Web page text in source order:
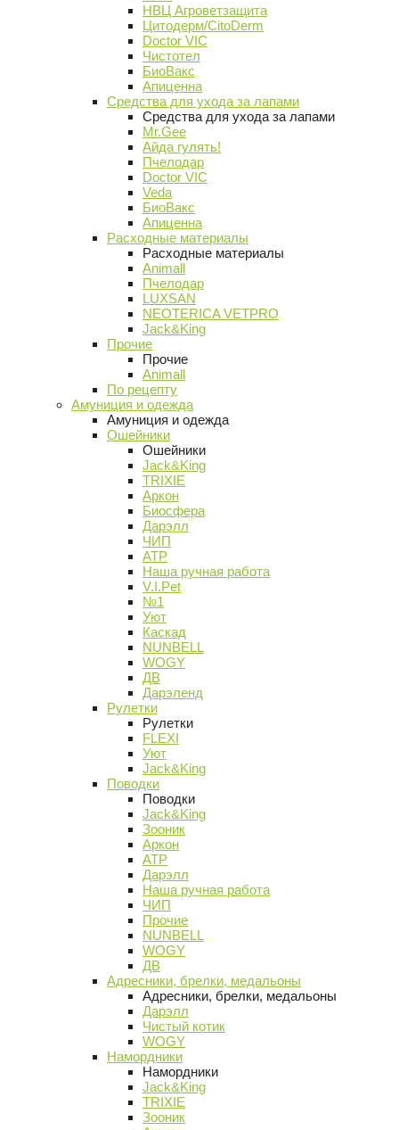
НВЦ Агроветзащита
Цитодерм/CitoDerm
Doctor VIC
Чистотел
БиоВакс
Апиценна
Средства для ухода за лапами
Средства для ухода за лапами
Mr.Gee
Айда гулять!
Пчелодар
Doctor VIC
Veda
БиоВакс
Апиценна
Расходные материалы
Расходные материалы
Animall
Пчелодар
LUXSAN
NEOTERICA VETPRO
Jack&King
Прочие
Прочие
Animall
По рецепту
Амуниция и одежда
Амуниция и одежда
Ошейники
Ошейники
Jack&King
TRIXIE
Аркон
Биосфера
Дарэлл
ЧИП
АТР
Наша ручная работа
V.I.Pet
№1
Уют
Каскад
NUNBELL
WOGY
ДВ
Дарэленд
Рулетки
Рулетки
FLEXI
Уют
Jack&King
Поводки
Поводки
Jack&King
Зооник
Аркон
АТР
Дарэлл
Наша ручная работа
ЧИП
Прочие
NUNBELL
WOGY
ДВ
Адресники, брелки, медальоны
Адресники, брелки, медальоны
Дарэлл
Чистый котик
WOGY
Намордники
Намордники
Jack&King
TRIXIE
Зооник